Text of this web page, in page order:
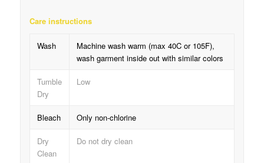
Care instructions
Wash
Machine wash warm (max 40C or 105F),
wash garment inside out with similar colors
Tumble
Dry
Low
Bleach Only non-chlorine
Dry
Clean
Do not dry clean